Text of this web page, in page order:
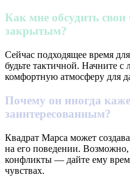
Как мне обсудить свои
закрытым?
Сейчас подходящее время
будьте тактичной. Начните с
комфортную атмосферу для
Почему он иногда
заинтересованным?
Квадрат Марса может
на его поведении.
конфликты — дайте ему
чувствах.